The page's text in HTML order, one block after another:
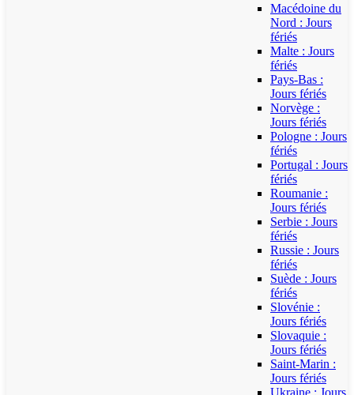
Macédoine du
Nord : Jours
fériés
Malte : Jours
fériés
Pays-Bas :
Jours fériés
Norvège :
Jours fériés
Pologne : Jours
fériés
Portugal : Jours
fériés
Roumanie :
Jours fériés
Serbie : Jours
fériés
Russie : Jours
fériés
Suède : Jours
fériés
Slovénie :
Jours fériés
Slovaquie :
Jours fériés
Saint-Marin :
Jours fériés
Ukraine : Jours